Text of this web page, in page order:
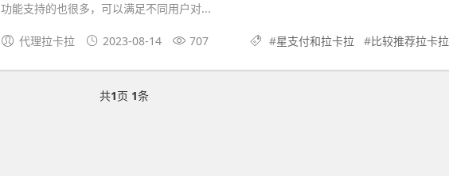
功能支持的也很多，可以满足不同用户对...
代理拉卡拉 2023-08-14 707 #星支付和拉卡拉 #比较推荐拉卡拉
共1页 1条